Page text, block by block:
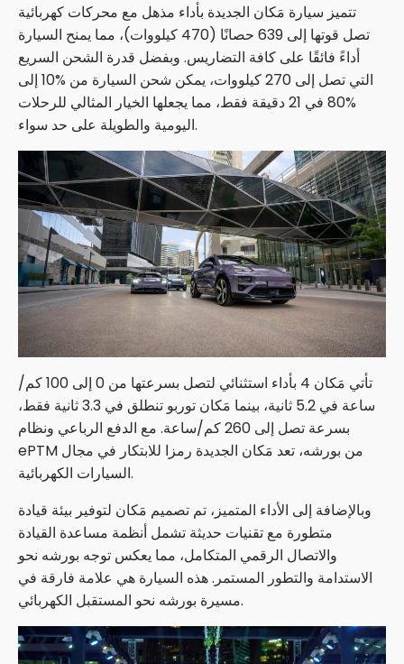
تتميز سيارة مَكان الجديدة بأداء مذهل مع محركات كهربائية
تصل قوتها إلى 639 حصانًا (470 كيلووات)، مما يمنح السيارة
أداءً فائقًا على كافة التضاريس. وبفضل قدرة الشحن السريع
التي تصل إلى 270 كيلووات، يمكن شحن السيارة من %10 إلى
%80 في 21 دقيقة فقط، مما يجعلها الخيار المثالي للرحلات
اليومية والطويلة على حد سواء.
تأتي مَكان 4 بأداء استثنائي لتصل بسرعتها من 0 إلى 100 كم/
ساعة في 5.2 ثانية، بينما مَكان توربو تنطلق في 3.3 ثانية فقط،
بسرعة تصل إلى 260 كم/ساعة. مع الدفع الرباعي ونظام
ePTM من بورشه، تعد مَكان الجديدة رمزا للابتكار في مجال
السيارات الكهربائية.
وبالإضافة إلى الأداء المتميز، تم تصميم مَكان لتوفير بيئة قيادة
متطورة مع تقنيات حديثة تشمل أنظمة مساعدة القيادة
والاتصال الرقمي المتكامل، مما يعكس توجه بورشه نحو
الاستدامة والتطور المستمر. هذه السيارة هي علامة فارقة في
مسيرة بورشه نحو المستقبل الكهربائي.